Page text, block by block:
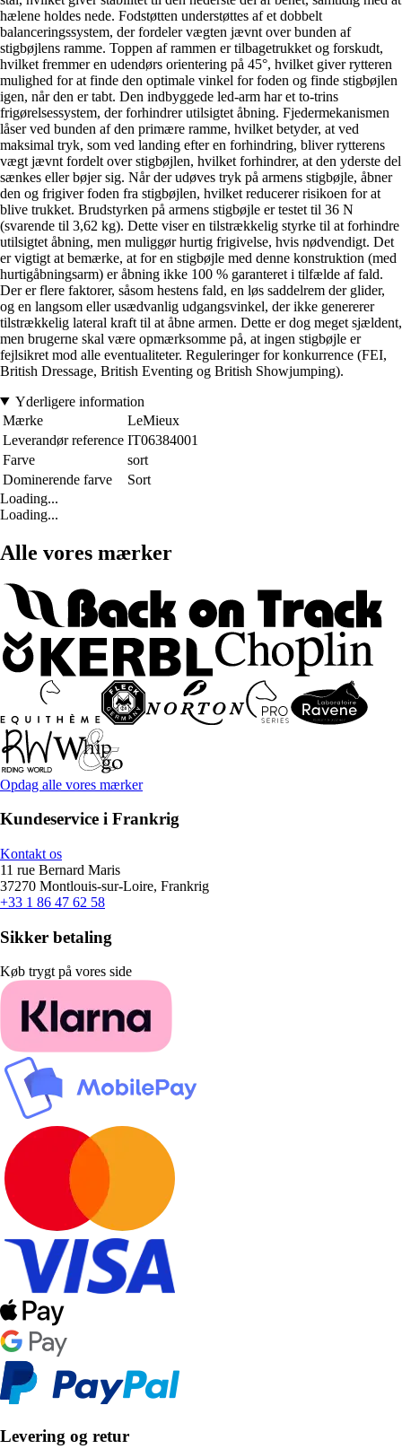
hælene holdes nede. Fodstøtten understøttes af et dobbelt
balanceringssystem, der fordeler vægten jævnt over bunden af
stigbøjlens ramme. Toppen af rammen er tilbagetrukket og forskudt,
hvilket fremmer en udendørs orientering på 45°, hvilket giver rytteren
mulighed for at finde den optimale vinkel for foden og finde stigbøjlen
igen, når den er tabt. Den indbyggede led-arm har et to-trins
frigørelsessystem, der forhindrer utilsigtet åbning. Fjedermekanismen
låser ved bunden af den primære ramme, hvilket betyder, at ved
maksimal tryk, som ved landing efter en forhindring, bliver rytterens
vægt jævnt fordelt over stigbøjlen, hvilket forhindrer, at den yderste del
sænkes eller bøjer sig. Når der udøves tryk på armens stigbøjle, åbner
den og frigiver foden fra stigbøjlen, hvilket reducerer risikoen for at
blive trukket. Brudstyrken på armens stigbøjle er testet til 36 N
(svarende til 3,62 kg). Dette viser en tilstrækkelig styrke til at forhindre
utilsigtet åbning, men muliggør hurtig frigivelse, hvis nødvendigt. Det
er vigtigt at bemærke, at for en stigbøjle med denne konstruktion (med
hurtigåbningsarm) er åbning ikke 100 % garanteret i tilfælde af fald.
Der er flere faktorer, såsom hestens fald, en løs saddelrem der glider,
og en langsom eller usædvanlig udgangsvinkel, der ikke genererer
tilstrækkelig lateral kraft til at åbne armen. Dette er dog meget sjældent,
men brugerne skal være opmærksomme på, at ingen stigbøjle er
fejlsikret mod alle eventualiteter. Reguleringer for konkurrence (FEI,
British Dressage, British Eventing og British Showjumping).
Yderligere information
Mærke
LeMieux
Leverandør reference IT06384001
Farve
sort
Dominerende farve
Sort
Loading...
Loading...
Alle vores mærker
Opdag alle vores mærker
Kundeservice i Frankrig
Kontakt os
11 rue Bernard Maris
37270 Montlouis-sur-Loire, Frankrig
+33 1 86 47 62 58
Sikker betaling
Køb trygt på vores side
Levering og retur